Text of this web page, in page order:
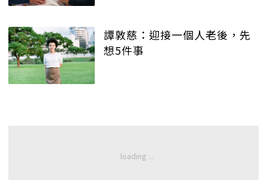
譚敦慈：迎接一個人老後，先
想5件事